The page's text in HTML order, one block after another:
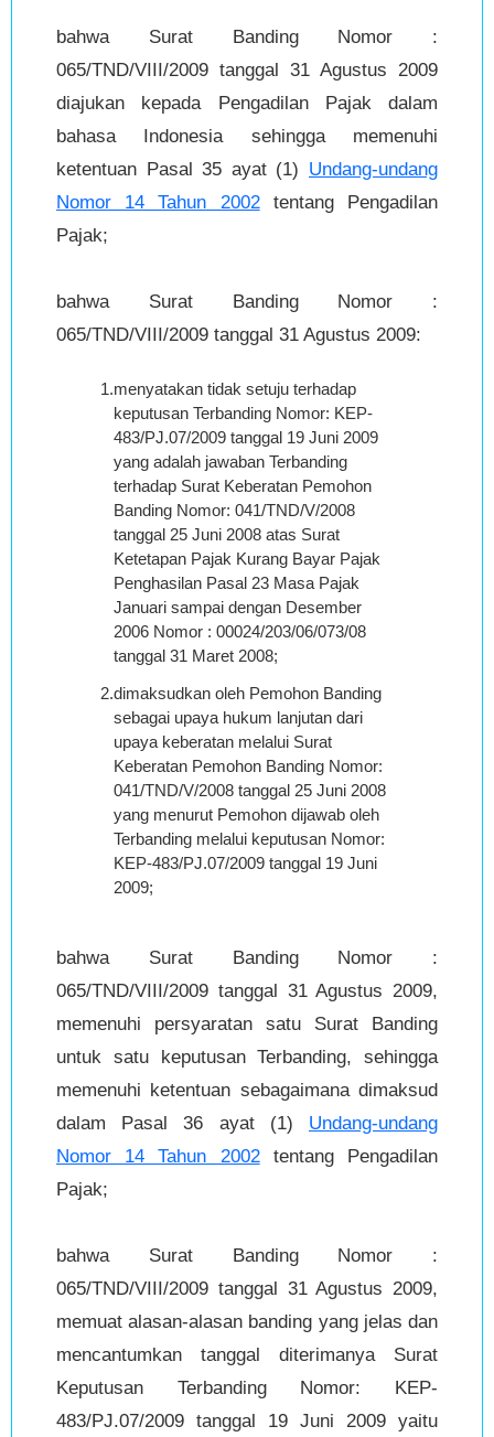
bahwa Surat Banding Nomor :
065/TND/VIII/2009 tanggal 31 Agustus 2009
diajukan kepada Pengadilan Pajak dalam
bahasa Indonesia sehingga memenuhi
ketentuan Pasal 35 ayat (1) Undang-undang
Nomor 14 Tahun 2002tentang Pengadilan
Pajak;
bahwa Surat Banding Nomor :
065/TND/VIII/2009 tanggal 31 Agustus 2009:
1.menyatakan tidak setuju terhadap
keputusan Terbanding Nomor: KEP-
483/PJ.07/2009 tanggal 19 Juni 2009
yang adalah jawaban Terbanding
terhadap Surat Keberatan Pemohon
Banding Nomor: 041/TND/V/2008
tanggal 25 Juni 2008 atas Surat
Ketetapan Pajak Kurang Bayar Pajak
Penghasilan Pasal 23 Masa Pajak
Januari sampai dengan Desember
2006 Nomor : 00024/203/06/073/08
tanggal 31 Maret 2008;
2.dimaksudkan oleh Pemohon Banding
sebagai upaya hukum lanjutan dari
upaya keberatan melalui Surat
Keberatan Pemohon Banding Nomor:
041/TND/V/2008 tanggal 25 Juni 2008
yang menurut Pemohon dijawab oleh
Terbanding melalui keputusan Nomor:
KEP-483/PJ.07/2009 tanggal 19 Juni
2009;
bahwa Surat Banding Nomor :
065/TND/VIII/2009 tanggal 31 Agustus 2009,
memenuhi persyaratan satu Surat Banding
untuk satu keputusan Terbanding, sehingga
memenuhi ketentuan sebagaimana dimaksud
dalam Pasal 36 ayat (1) Undang-undang
Nomor 14 Tahun 2002tentang Pengadilan
Pajak;
bahwa Surat Banding Nomor :
065/TND/VIII/2009 tanggal 31 Agustus 2009,
memuat alasan-alasan banding yang jelas dan
mencantumkan tanggal diterimanya Surat
Keputusan Terbanding Nomor: KEP-
483/PJ.07/2009 tanggal 19 Juni 2009 yaitu